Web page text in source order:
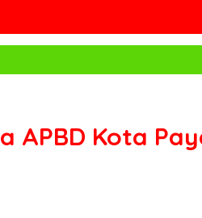
APBD Kota